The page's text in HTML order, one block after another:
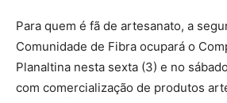
Para quem é fã de artesanato, a
Comunidade de Fibra ocupará o
Planaltina nesta sexta (3) e no
com comercialização de produtos